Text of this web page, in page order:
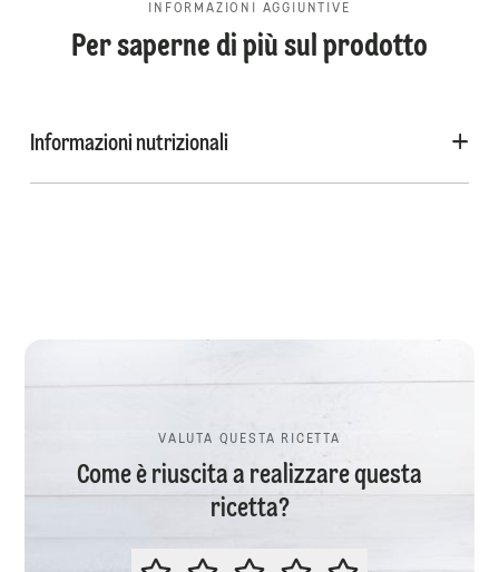
INFORMAZIONI AGGIUNTIVE
Per saperne di più sul prodotto
Informazioni nutrizionali
VALUTA QUESTA RICETTA
Come è riuscita a realizzare questa
ricetta?
VALUTA QUESTA RICETTA